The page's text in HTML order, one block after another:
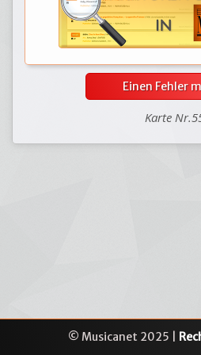
Einen Fehler
Karte
© Musicanet 2025 |